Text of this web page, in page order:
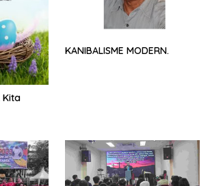
Kita
KANIBALISME MODERN.